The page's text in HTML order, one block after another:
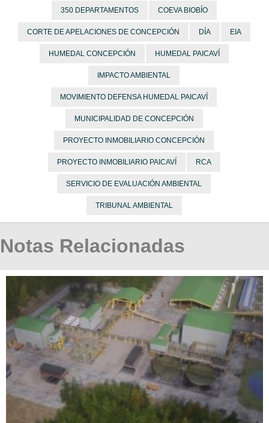
350 DEPARTAMENTOS COEVA BIOBÍO
CORTE DE APELACIONES DE CONCEPCIÓN DÍA EIA
HUMEDAL CONCEPCIÓN HUMEDAL PAICAVÍ
IMPACTO AMBIENTAL
MOVIMIENTO DEFENSA HUMEDAL PAICAVÍ
MUNICIPALIDAD DE CONCEPCIÓN
PROYECTO INMOBILIARIO CONCEPCIÓN
PROYECTO INMOBILIARIO PAICAVÍ RCA
SERVICIO DE EVALUACIÓN AMBIENTAL
TRIBUNAL AMBIENTAL
Notas Relacionadas